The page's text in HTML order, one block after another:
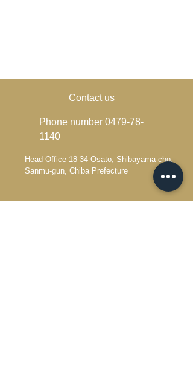
​Contact us
Phone number 0479-78-
1140
Head Office 18-34 Osato, Shibayama-cho,
Sanmu-gun, Chiba Prefecture